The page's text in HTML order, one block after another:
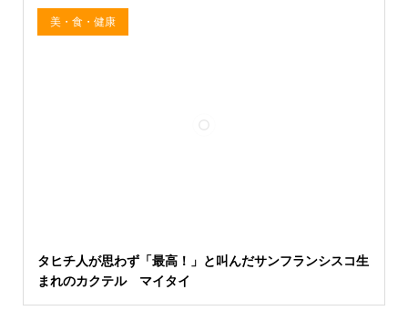
美・食・健康
タヒチ人が思わず「最高！」と叫んだサンフランシスコ生
まれのカクテル マイタイ